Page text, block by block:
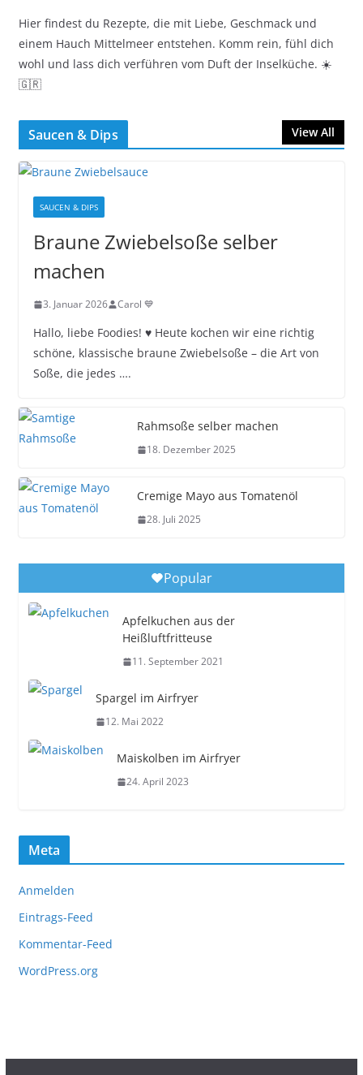
Hier findest du Rezepte, die mit Liebe, Geschmack und
einem Hauch Mittelmeer entstehen. Komm rein, fühl dich
wohl und lass dich verführen vom Duft der Inselküche. ☀️
🇬🇷
Saucen & Dips View All
SAUCEN & DIPS
Braune Zwiebelsoße selber
machen
3. Januar 2026 Carol 💙
Hallo, liebe Foodies! ♥︎ Heute kochen wir eine richtig
schöne, klassische braune Zwiebelsoße – die Art von
Soße, die jedes ….
Rahmsoße selber machen
18. Dezember 2025
Cremige Mayo aus Tomatenöl
28. Juli 2025
Popular
Apfelkuchen aus der
Heißluftfritteuse
11. September 2021
Spargel im Airfryer
12. Mai 2022
Maiskolben im Airfryer
24. April 2023
Meta
Anmelden
Eintrags-Feed
Kommentar-Feed
WordPress.org